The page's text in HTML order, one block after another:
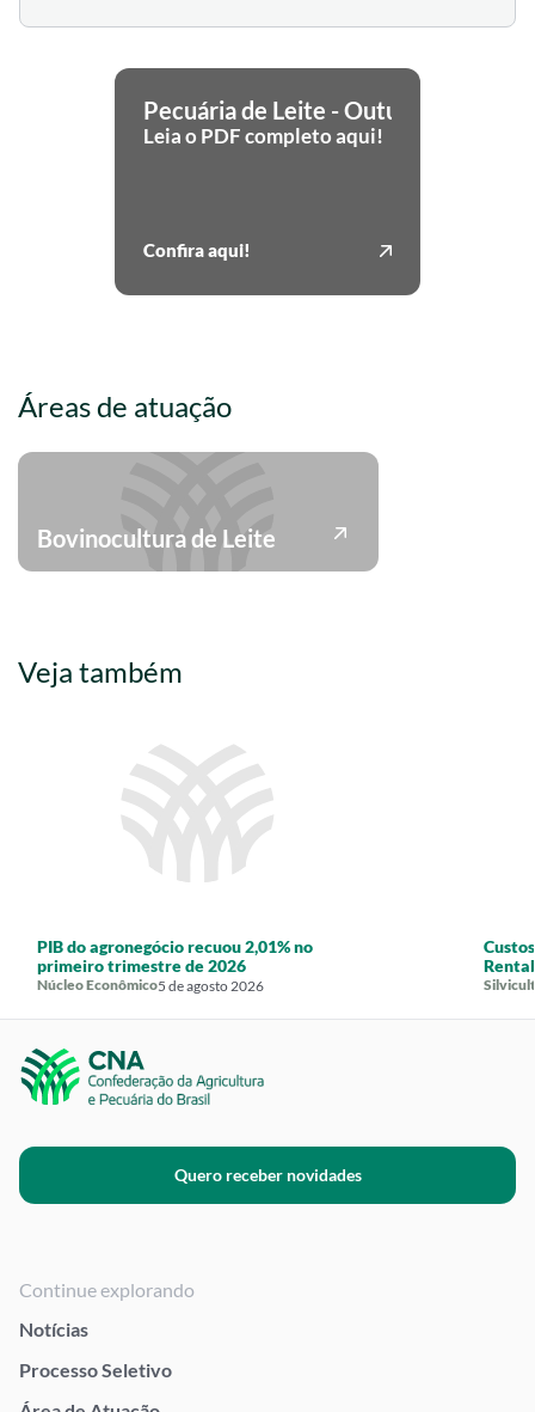
Pecuária de Leite - Outubro de 2025
Leia o PDF completo aqui!
Confira aqui!
Áreas de atuação
Bovinocultura de Leite
Veja também
PIB do agronegócio recuou 2,01% no
primeiro trimestre de 2026
Núcleo Econômico5 de agosto 2026
Quero receber novidades
Continue explorando
Notícias
Processo Seletivo